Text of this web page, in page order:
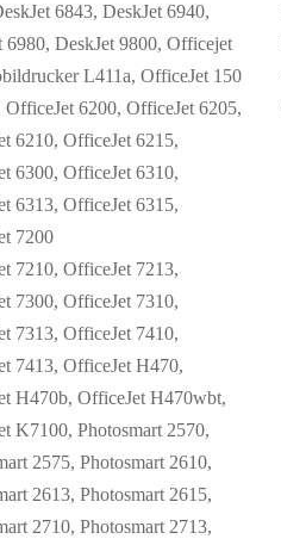
6843, DeskJet 6940,
6980, DeskJet 9800, Officejet
L411a, OfficeJet 150
6200, OfficeJet 6205,
6210, OfficeJet 6215,
6300, OfficeJet 6310,
6313, OfficeJet 6315,
7200
7210, OfficeJet 7213,
7300, OfficeJet 7310,
7313, OfficeJet 7410,
7413, OfficeJet H470,
H470b, OfficeJet H470wbt,
K7100, Photosmart 2570,
2575, Photosmart 2610,
2613, Photosmart 2615,
2710, Photosmart 2713,